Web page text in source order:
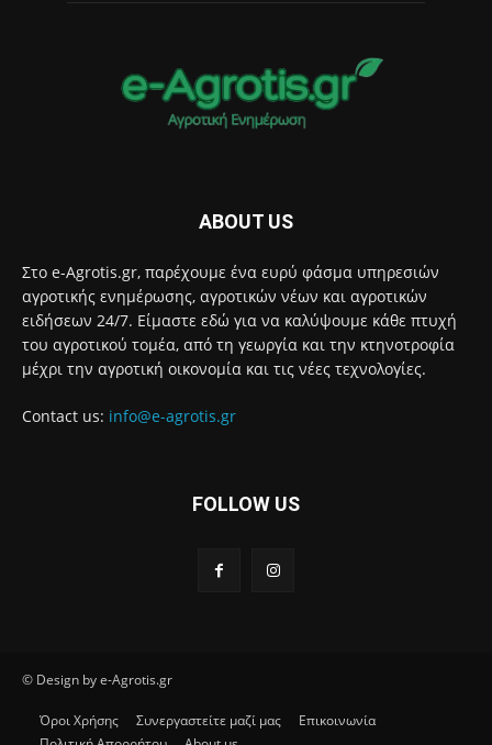
ABOUT US
Στο e-Agrotis.gr, παρέχουμε ένα ευρύ φάσμα υπηρεσιών
αγροτικής ενημέρωσης, αγροτικών νέων και αγροτικών
ειδήσεων 24/7. Είμαστε εδώ για να καλύψουμε κάθε πτυχή
του αγροτικού τομέα, από τη γεωργία και την κτηνοτροφία
μέχρι την αγροτική οικονομία και τις νέες τεχνολογίες.
Contact us: info@e-agrotis.gr
FOLLOW US
© Design by e-Agrotis.gr
Όροι Χρήσης Συνεργαστείτε μαζί μας
Επικοινωνία